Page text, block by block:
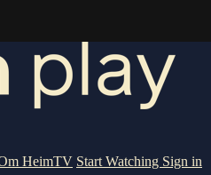
HeimTV Start Watching Sign in